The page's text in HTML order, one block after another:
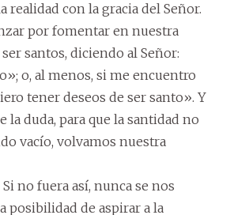
realidad con la gracia del Señor.
por fomentar en nuestra
santos, diciendo al Señor:
o, al menos, si me encuentro
tener deseos de ser santo». Y
la duda, para que la santidad no
vacío, volvamos nuestra
no fuera así, nunca se nos
posibilidad de aspirar a la